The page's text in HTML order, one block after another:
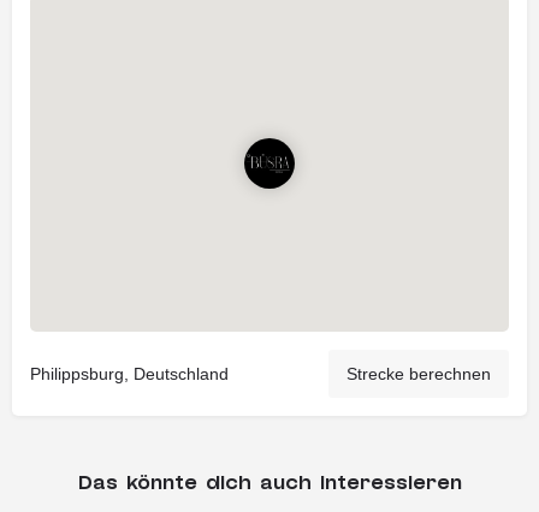
Philippsburg, Deutschland Strecke berechnen
Das könnte dich auch interessieren